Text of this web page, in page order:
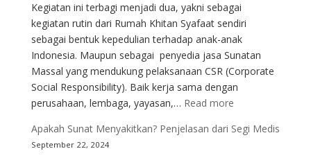
dan
Stapler
Kegiatan ini terbagi menjadi dua, yakni sebagai
kegiatan rutin dari Rumah Khitan Syafaat sendiri
sebagai bentuk kepedulian terhadap anak-anak
Indonesia. Maupun sebagai penyedia jasa Sunatan
Massal yang mendukung pelaksanaan CSR (Corporate
Social Responsibility). Baik kerja sama dengan
perusahaan, lembaga, yayasan,… Read more:
Massal:
Apakah Sunat Menyakitkan? Penjelasan dari Segi Medis
September 22, 2024